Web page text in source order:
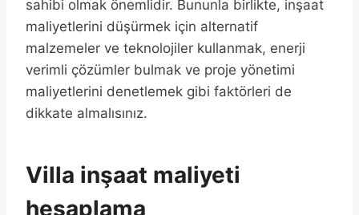
sahibi olmak önemlidir. Bununla birlikte, inşaat
maliyetlerini düşürmek için alternatif
malzemeler ve teknolojiler kullanmak, enerji
verimli çözümler bulmak ve proje yönetimi
maliyetlerini denetlemek gibi faktörleri de
dikkate almalısınız.
Villa inşaat maliyeti
hesaplama